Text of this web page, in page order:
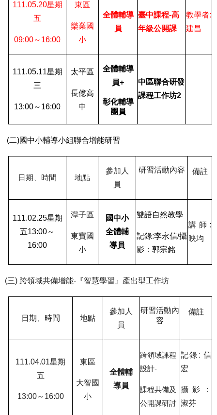
111.05.20星期
五
09:00～ 16:00
東區
樂業國
小
全體輔導
員
臺中課程-高
年級公開課
教學者:
建昌
111.05.11星期
三
13:00～ 16:00
太平區
長億高
中
全體輔導
員+
彰化輔導
團員
中區聯合研發
課程工作坊2
(二)國中小輔導小組聯合增能研習
日期、時間 地點
參加人
員
研習活動內容 備註
111.02.25星期
五13:00～
16:00
潭子區
東寶國
小
國中小
全體輔
導員
雙語自然教學
記錄:李永信/攝
影：郭宗銘
講師 :
映均
(三) 跨領域共備增能- 『智慧學習』產出型工作坊
日期、時間 地點
參加人
員
研習活動內
容
備註
111.04.01星期
五
13:00～ 16:00
東區
大智國
小
全體輔
導員
跨領域課程
設計-
課程共備及
公開課研討
記錄 :信
宏
攝影
：
淑芬